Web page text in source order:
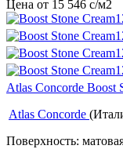
Цена от 15 546 c/м2
Atlas Concorde Boost
Atlas Concorde
Поверхность: